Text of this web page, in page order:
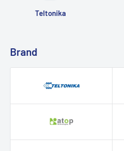
Teltonika
Brand